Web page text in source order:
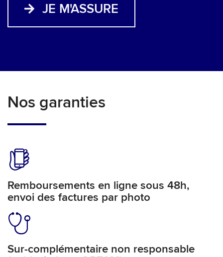
JE M'ASSURE
Nos garanties
Remboursements en ligne sous 48h,
envoi des factures par photo
Sur-complémentaire non responsable